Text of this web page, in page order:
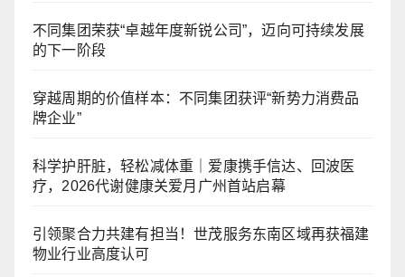
不同集团荣获“卓越年度新锐公司”，迈向可持续发展
的下一阶段
穿越周期的价值样本：不同集团获评“新势力消费品
牌企业”
科学护肝脏，轻松减体重｜爱康携手信达、回波医
疗，2026代谢健康关爱月广州首站启幕
引领聚合力共建有担当！世茂服务东南区域再获福建
物业行业高度认可